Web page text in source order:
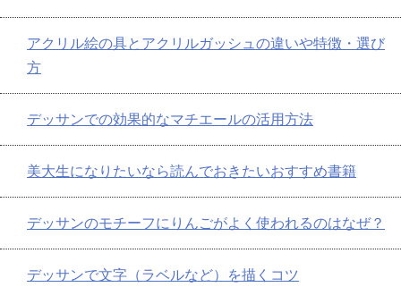
アクリル絵の具とアクリルガッシュの違いや特徴・選び
方
デッサンでの効果的なマチエールの活用方法
美大生になりたいなら読んでおきたいおすすめ書籍
デッサンのモチーフにりんごがよく使われるのはなぜ？
デッサンで文字（ラベルなど）を描くコツ